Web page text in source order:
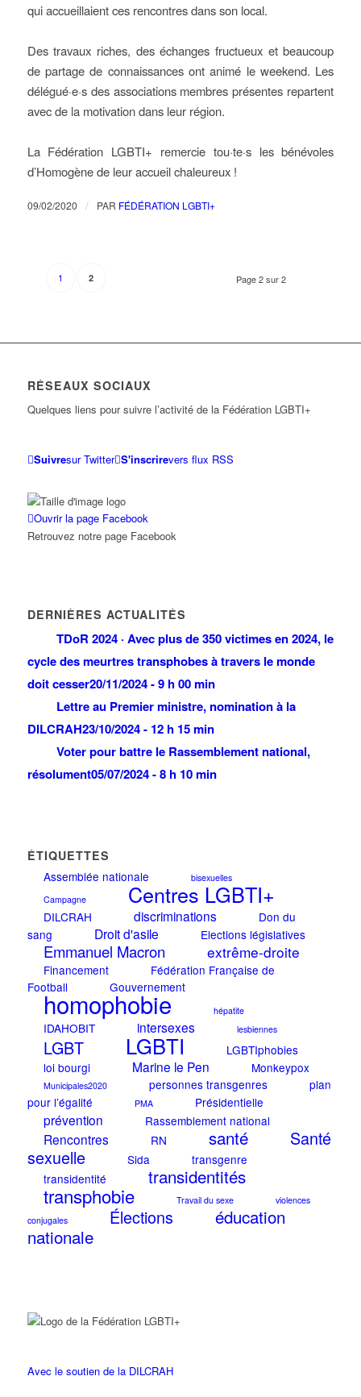
qui accueillaient ces rencontres dans son local.
Des travaux riches, des échanges fructueux et beaucoup
de partage de connaissances ont animé le weekend. Les
délégué·e·s des associations membres présentes repartent
avec de la motivation dans leur région.
La Fédération LGBTI+ remercie tou·te·s les bénévoles
d’Homogène de leur accueil chaleureux !
09/02/2020 / PAR FÉDÉRATION LGBTI+
Page 2 sur 2
1 2
RÉSEAUX SOCIAUX
Quelques liens pour suivre l’activité de la Fédération LGBTI+
Suivresur Twitter S'inscrirevers flux RSS
Ouvrir la page Facebook
Retrouvez notre page Facebook
DERNIÈRES ACTUALITÉS
TDoR 2024 · Avec plus de 350 victimes en 2024, le
cycle des meurtres transphobes à travers le monde
doit cesser20/11/2024 - 9 h 00 min
Lettre au Premier ministre, nomination à la
DILCRAH23/10/2024 - 12 h 15 min
Voter pour battre le Rassemblement national,
résolument05/07/2024 - 8 h 10 min
ÉTIQUETTES
Assemblée nationale
bisexuelles
Campagne
Centres LGBTI+
DILCRAH discriminations
Don du
sang
Droit d'asile Elections législatives
Emmanuel Macron extrême-droite
Financement
Fédération Française de
Football
Gouvernement
homophobie hépatite
IDAHOBIT intersexes lesbiennes
LGBT LGBTI
LGBTIphobies
loi bourgi
Marine le Pen Monkeypox
Municipales2020 personnes transgenres
plan
pour l’égalité
PMA Présidentielle
prévention Rassemblement national
Rencontres RN santé
Santé
sexuelle
Sida
transgenre
transidentité
transidentités
transphobie Travail du sexe
violences
conjugales
Élections
éducation
nationale
Avec le soutien de la DILCRAH